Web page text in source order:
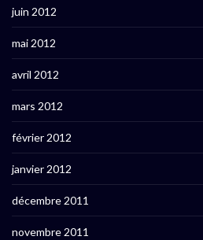
juin 2012
mai 2012
avril 2012
mars 2012
février 2012
janvier 2012
décembre 2011
novembre 2011